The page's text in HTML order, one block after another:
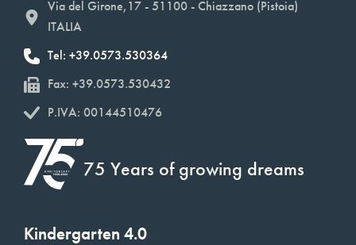
Via del Girone,17 - 51100 - Chiazzano (Pistoia)
ITALIA
Tel: +39.0573.530364
Fax: +39.0573.530432
P.IVA: 00144510476
75 Years of growing dreams
Kindergarten 4.0